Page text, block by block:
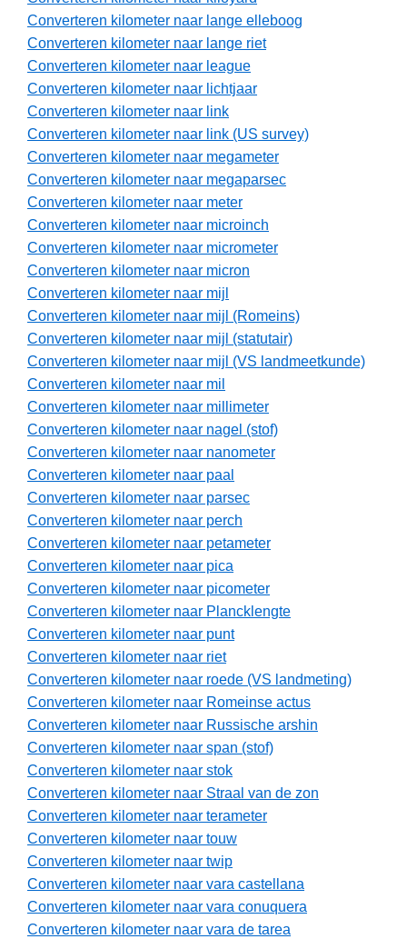
Converteren kilometer naar lange elleboog
Converteren kilometer naar lange riet
Converteren kilometer naar league
Converteren kilometer naar lichtjaar
Converteren kilometer naar link
Converteren kilometer naar link (US survey)
Converteren kilometer naar megameter
Converteren kilometer naar megaparsec
Converteren kilometer naar meter
Converteren kilometer naar microinch
Converteren kilometer naar micrometer
Converteren kilometer naar micron
Converteren kilometer naar mijl
Converteren kilometer naar mijl (Romeins)
Converteren kilometer naar mijl (statutair)
Converteren kilometer naar mijl (VS landmeetkunde)
Converteren kilometer naar mil
Converteren kilometer naar millimeter
Converteren kilometer naar nagel (stof)
Converteren kilometer naar nanometer
Converteren kilometer naar paal
Converteren kilometer naar parsec
Converteren kilometer naar perch
Converteren kilometer naar petameter
Converteren kilometer naar pica
Converteren kilometer naar picometer
Converteren kilometer naar Plancklengte
Converteren kilometer naar punt
Converteren kilometer naar riet
Converteren kilometer naar roede (VS landmeting)
Converteren kilometer naar Romeinse actus
Converteren kilometer naar Russische arshin
Converteren kilometer naar span (stof)
Converteren kilometer naar stok
Converteren kilometer naar Straal van de zon
Converteren kilometer naar terameter
Converteren kilometer naar touw
Converteren kilometer naar twip
Converteren kilometer naar vara castellana
Converteren kilometer naar vara conuquera
Converteren kilometer naar vara de tarea